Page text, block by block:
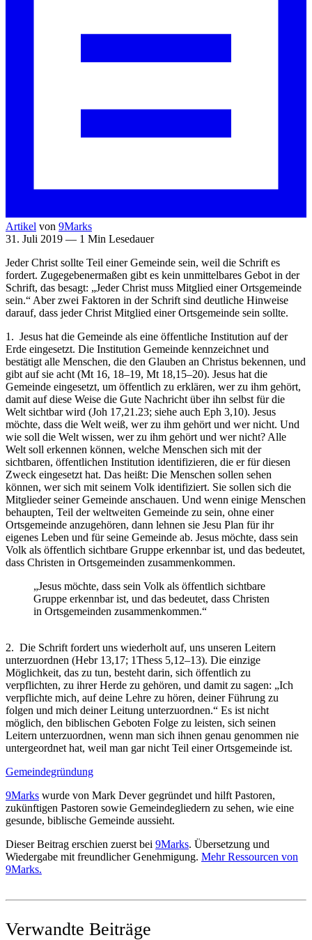
Artikel von 9Marks
31. Juli 2019 — 1 Min Lesedauer
Jeder Christ sollte Teil einer Gemeinde sein, weil die Schrift es
fordert. Zugegebenermaßen gibt es kein unmittelbares Gebot in der
Schrift, das besagt: „Jeder Christ muss Mitglied einer Ortsgemeinde
sein.“ Aber zwei Faktoren in der Schrift sind deutliche Hinweise
darauf, dass jeder Christ Mitglied einer Ortsgemeinde sein sollte.
1. Jesus hat die Gemeinde als eine öffentliche Institution auf der
Erde eingesetzt. Die Institution Gemeinde kennzeichnet und
bestätigt alle Menschen, die den Glauben an Christus bekennen, und
gibt auf sie acht (Mt 16, 18–19, Mt 18,15–20). Jesus hat die
Gemeinde eingesetzt, um öffentlich zu erklären, wer zu ihm gehört,
damit auf diese Weise die Gute Nachricht über ihn selbst für die
Welt sichtbar wird (Joh 17,21.23; siehe auch Eph 3,10). Jesus
möchte, dass die Welt weiß, wer zu ihm gehört und wer nicht. Und
wie soll die Welt wissen, wer zu ihm gehört und wer nicht? Alle
Welt soll erkennen können, welche Menschen sich mit der
sichtbaren, öffentlichen Institution identifizieren, die er für diesen
Zweck eingesetzt hat. Das heißt: Die Menschen sollen sehen
können, wer sich mit seinem Volk identifiziert. Sie sollen sich die
Mitglieder seiner Gemeinde anschauen. Und wenn einige Menschen
behaupten, Teil der weltweiten Gemeinde zu sein, ohne einer
Ortsgemeinde anzugehören, dann lehnen sie Jesu Plan für ihr
eigenes Leben und für seine Gemeinde ab. Jesus möchte, dass sein
Volk als öffentlich sichtbare Gruppe erkennbar ist, und das bedeutet,
dass Christen in Ortsgemeinden zusammenkommen.
„Jesus möchte, dass sein Volk als öffentlich sichtbare
Gruppe erkennbar ist, und das bedeutet, dass Christen
in Ortsgemeinden zusammenkommen.“
2. Die Schrift fordert uns wiederholt auf, uns unseren Leitern
unterzuordnen (Hebr 13,17; 1Thess 5,12–13). Die einzige
Möglichkeit, das zu tun, besteht darin, sich öffentlich zu
verpflichten, zu ihrer Herde zu gehören, und damit zu sagen: „Ich
verpflichte mich, auf deine Lehre zu hören, deiner Führung zu
folgen und mich deiner Leitung unterzuordnen.“ Es ist nicht
möglich, den biblischen Geboten Folge zu leisten, sich seinen
Leitern unterzuordnen, wenn man sich ihnen genau genommen nie
untergeordnet hat, weil man gar nicht Teil einer Ortsgemeinde ist.
Gemeindegründung
9Marks wurde von Mark Dever gegründet und hilft Pastoren,
zukünftigen Pastoren sowie Gemeindegliedern zu sehen, wie eine
gesunde, biblische Gemeinde aussieht.
Dieser Beitrag erschien zuerst bei 9Marks. Übersetzung und
Wiedergabe mit freundlicher Genehmigung. Mehr Ressourcen von
9Marks.
Verwandte Beiträge